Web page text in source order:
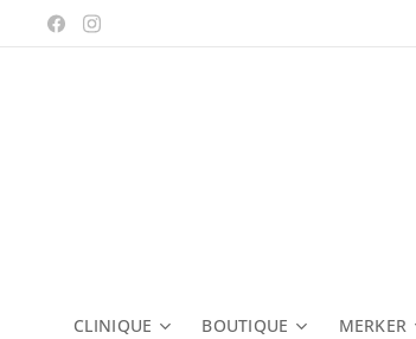
CLINIQUE BOUTIQUE MERKER